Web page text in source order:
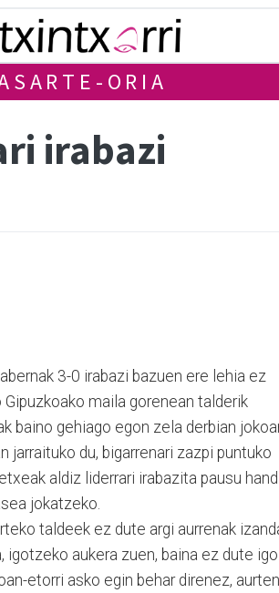
ORIA
irabazi
3-0 irabazi bazuen ere lehia ez
maila gorenean talderik
baino gehiago egon zela derbian
jarraituko du, bigarrenari zazpi puntuko
aldiz liderrari irabazita pausu
jokatzeko.
taldeek ez dute argi aurrenak
aukera zuen, baina ez dute igo
etorri asko egin behar direnez, aurten